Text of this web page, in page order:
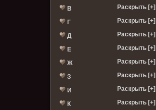
В Раскрыть [+]
Г Раскрыть [+]
Д Раскрыть [+]
Е Раскрыть [+]
Ж Раскрыть [+]
З Раскрыть [+]
И Раскрыть [+]
К Раскрыть [+]